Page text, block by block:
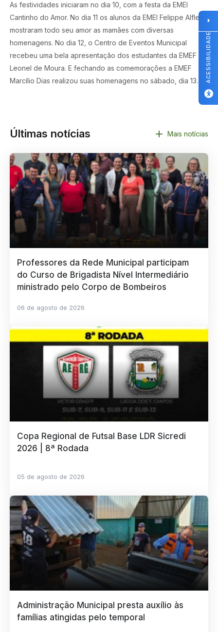
As festividades iniciaram no dia 10, com a festa da EMEI
Cantinho do Amor. No dia 11 os alunos da EMEI Felippe Alflen
mostraram todo seu amor as mamães com diversas
homenagens. No dia 12, o Centro de Eventos Municipal
recebeu uma bela apresentação dos estudantes da EMEF
Leonel de Moura. E fechando as comemorações a EMEF
Marcílio Dias realizou suas homenagens no sábado, dia 13.
Últimas notícias Mais notícias
Professores da Rede Municipal participam
do Curso de Brigadista Nível Intermediário
ministrado pelo Corpo de Bombeiros
06 de agosto de 2026
Copa Regional de Futsal Base LDR Sicredi
2026 | 8ª Rodada
05 de agosto de 2026
Administração Municipal presta auxílio às
famílias atingidas pelo temporal
ACESSIBILIDADE